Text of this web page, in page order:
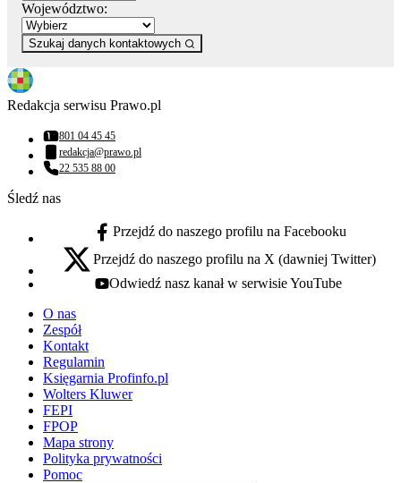
Województwo:
Szukaj danych kontaktowych
Redakcja serwisu Prawo.pl
Numer telefonu:
801 04 45 45
Adres email:
redakcja@prawo.pl
Numer telefonu:
22 535 88 00
Śledź nas
facebook - otwiera się w nowej karcie
Przejdź do naszego profilu na Facebooku
x - otwiera się w nowej karcie
Przejdź do naszego profilu na X (dawniej Twitter)
youtube - otwiera się w nowej karcie
Odwiedź nasz kanał w serwisie YouTube
O nas
Zespół
Kontakt
Regulamin
Księgarnia Profinfo.pl
Wolters Kluwer
FEPI
FPOP
Mapa strony
Polityka prywatności
Pomoc